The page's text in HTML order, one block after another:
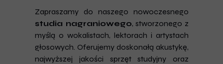
Zapraszamy do naszego nowoczesnego
studia nagraniowego, stworzonego z
myślą o wokalistach, lektorach i artystach
głosowych. Oferujemy doskonałą akustykę,
najwyższej jakości sprzęt studyjny oraz